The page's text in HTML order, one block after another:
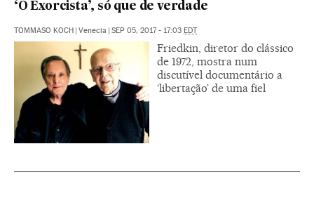
‘O Exorcista’, só que de verdade
TOMMASO KOCH Venecia SEP 05, 2017 - 17:03 EDT
Friedkin, diretor do clássico
de 1972, mostra num
discutível documentário a
‘libertação’ de uma fiel